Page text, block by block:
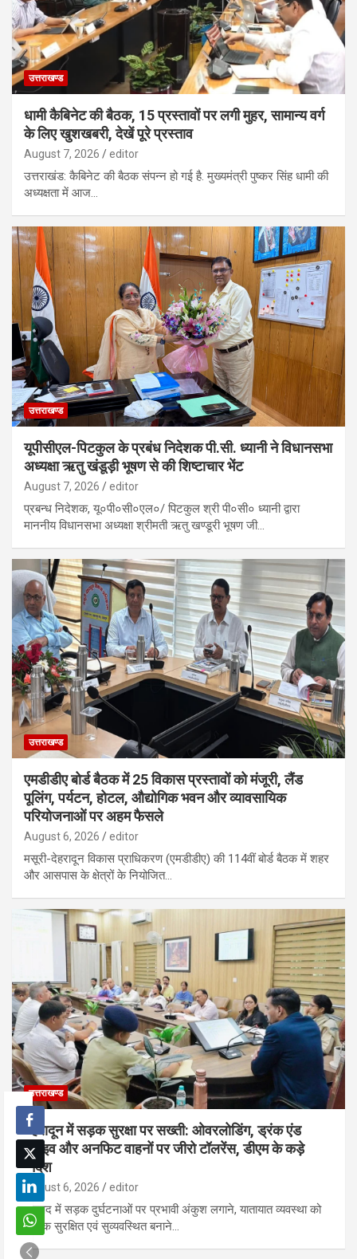
उत्तराखण्ड
धामी कैबिनेट की बैठक, 15 प्रस्तावों पर लगी मुहर, सामान्य वर्ग
के लिए खुशखबरी, देखें पूरे प्रस्ताव
August 7, 2026 editor
उत्तराखंड: कैबिनेट की बैठक संपन्न हो गई है. मुख्यमंत्री पुष्कर सिंह धामी की
अध्यक्षता में आज…
उत्तराखण्ड
यूपीसीएल-पिटकुल के प्रबंध निदेशक पी.सी. ध्यानी ने विधानसभा
अध्यक्षा ऋतु खंडूड़ी भूषण से की शिष्टाचार भेंट
August 7, 2026 editor
प्रबन्ध निदेशक, यू०पी०सी०एल०/ पिटकुल श्री पी०सी० ध्यानी द्वारा
माननीय विधानसभा अध्यक्षा श्रीमती ऋतु खण्डूरी भूषण जी…
उत्तराखण्ड
एमडीडीए बोर्ड बैठक में 25 विकास प्रस्तावों को मंजूरी, लैंड
पूलिंग, पर्यटन, होटल, औद्योगिक भवन और व्यावसायिक
परियोजनाओं पर अहम फैसले
August 6, 2026 editor
मसूरी-देहरादून विकास प्राधिकरण (एमडीडीए) की 114वीं बोर्ड बैठक में शहर
और आसपास के क्षेत्रों के नियोजित…
उत्तराखण्ड
देहरादून में सड़क सुरक्षा पर सख्ती: ओवरलोडिंग, ड्रंक एंड
ड्राइव और अनफिट वाहनों पर जीरो टॉलरेंस, डीएम के कड़े
निर्देश
August 6, 2026 editor
जनपद में सड़क दुर्घटनाओं पर प्रभावी अंकुश लगाने, यातायात व्यवस्था को
अधिक सुरक्षित एवं सुव्यवस्थित बनाने…